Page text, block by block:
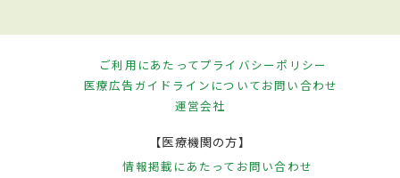
ご利用にあたってプライバシーポリシー
医療広告ガイドラインについてお問い合わせ
運営会社
【医療機関の方】
情報掲載にあたって お問い合わせ